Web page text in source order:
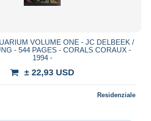
VOLUME ONE - JC DELBEEK /
- 544 PAGES - CORALS CORAUX -
1994 -
± 22,93 USD
Residenziale